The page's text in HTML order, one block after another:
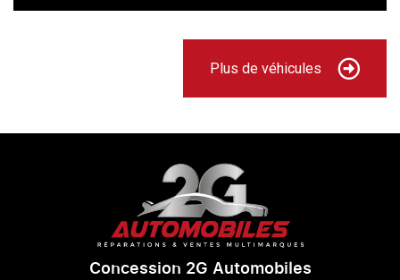
Plus de véhicules
Concession 2G Automobiles